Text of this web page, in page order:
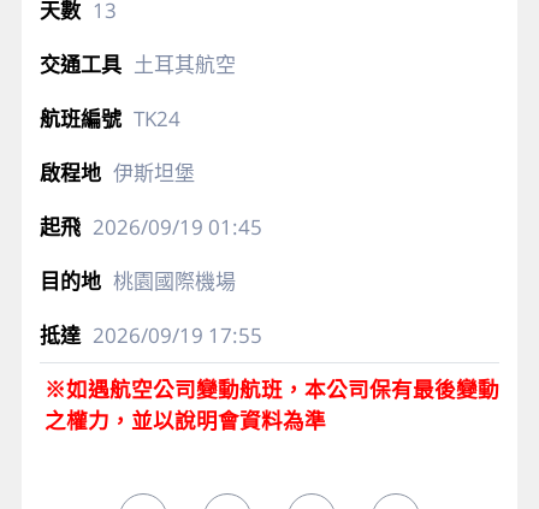
13
土耳其航空
TK24
伊斯坦堡
2026/09/19 01:45
桃園國際機場
2026/09/19 17:55
※如遇航空公司變動航班，本公司保有最後變動
之權力，並以說明會資料為準